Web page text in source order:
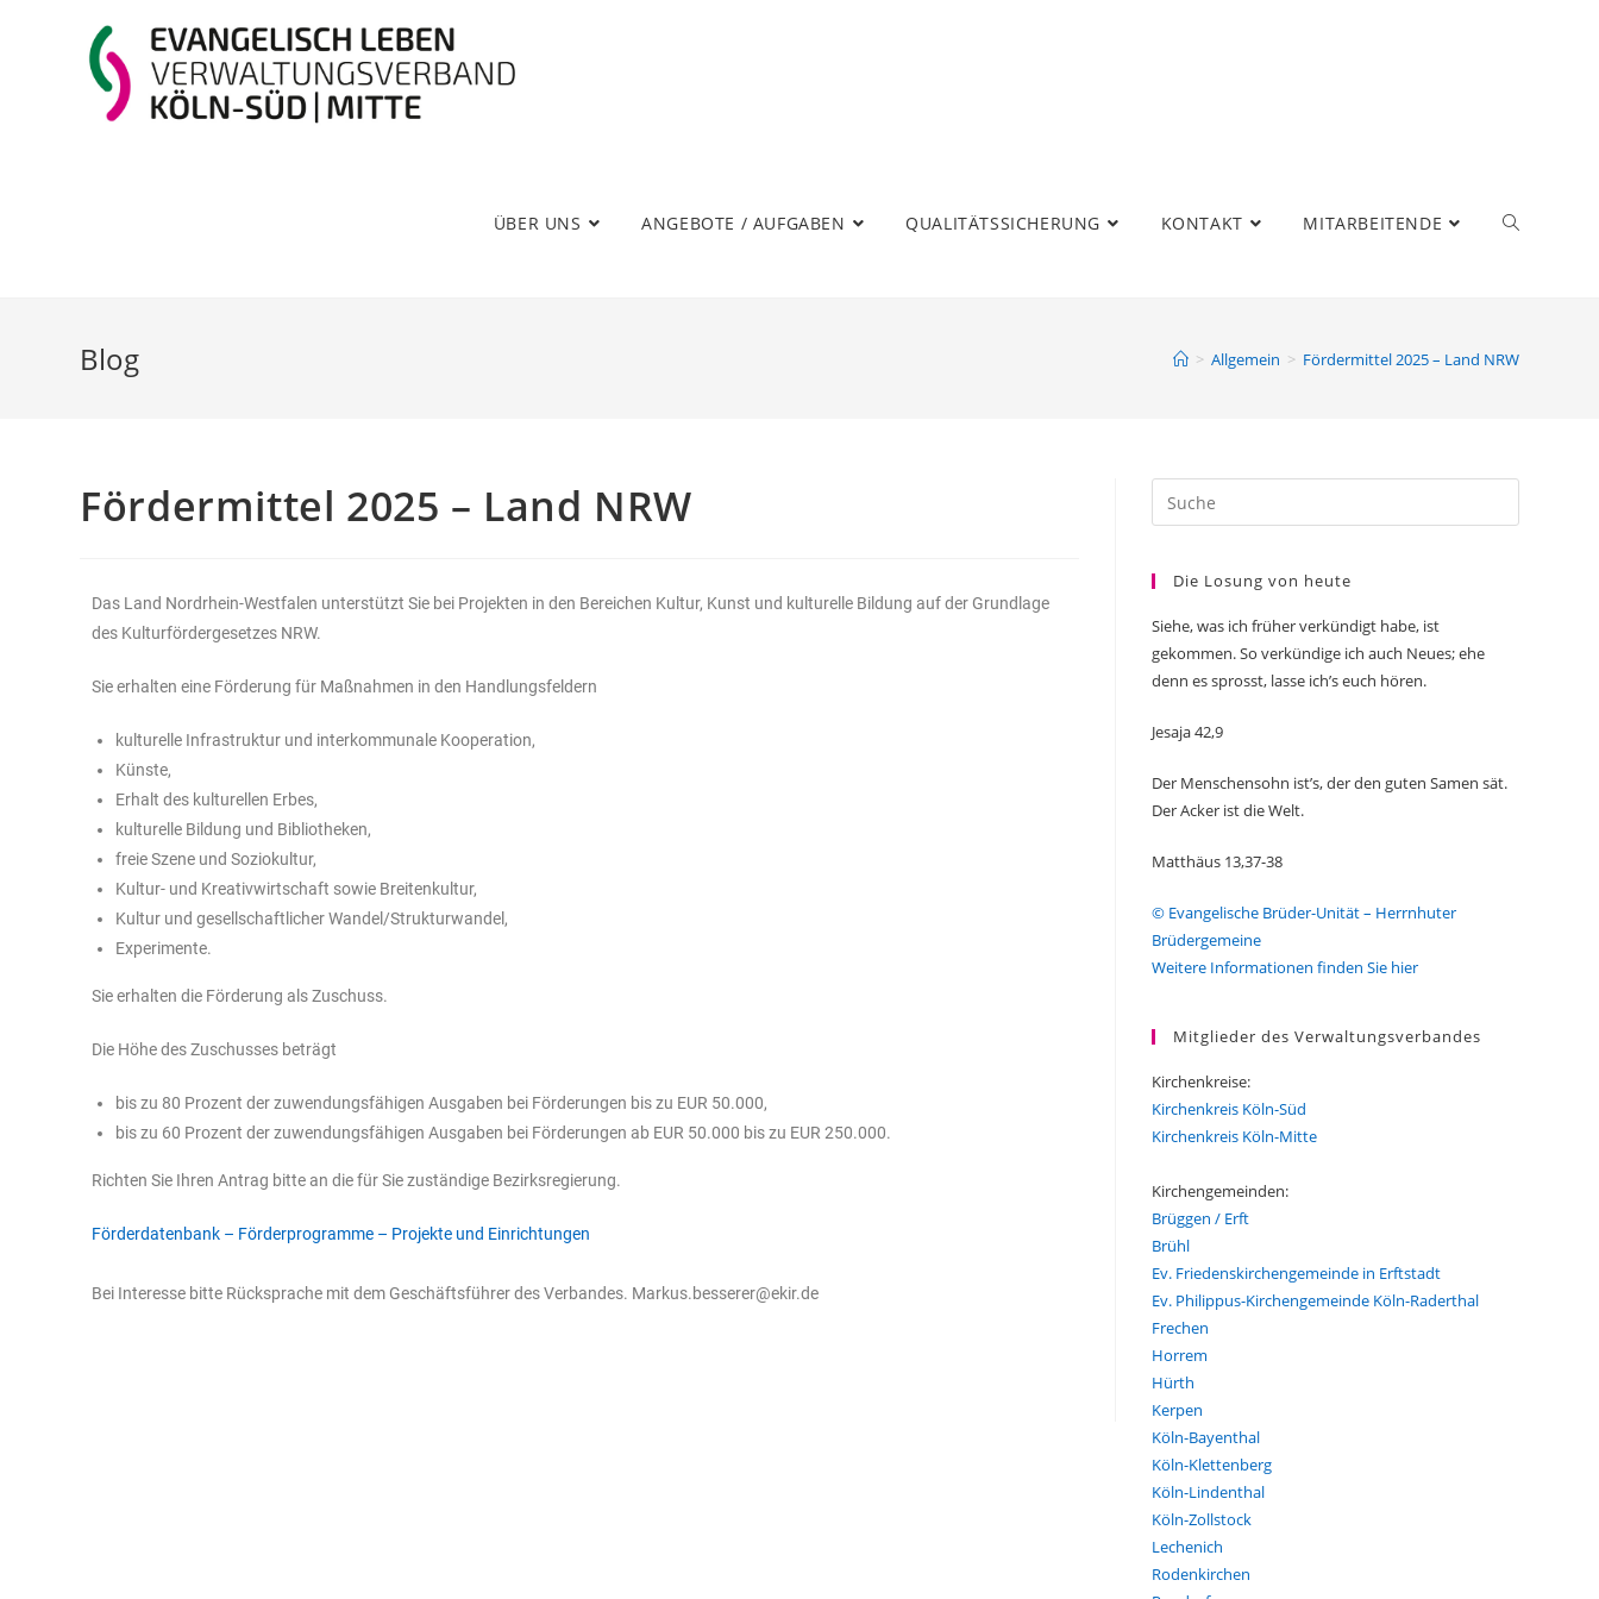
ÜBER UNS ANGEBOTE / AUFGABEN QUALITÄTSSICHERUNG KONTAKT MITARBEITENDE
Blog > Allgemein > Fördermittel 2025 – Land NRW
Fördermittel 2025 – Land NRW
Das Land Nordrhein-Westfalen unterstützt Sie bei Projekten in den Bereichen Kultur, Kunst und kulturelle Bildung auf der Grundlage
des Kulturfördergesetzes NRW.
Sie erhalten eine Förderung für Maßnahmen in den Handlungsfeldern
kulturelle Infrastruktur und interkommunale Kooperation,
Künste,
Erhalt des kulturellen Erbes,
kulturelle Bildung und Bibliotheken,
freie Szene und Soziokultur,
Kultur- und Kreativwirtschaft sowie Breitenkultur,
Kultur und gesellschaftlicher Wandel/Strukturwandel,
Experimente.
Sie erhalten die Förderung als Zuschuss.
Die Höhe des Zuschusses beträgt
bis zu 80 Prozent der zuwendungsfähigen Ausgaben bei Förderungen bis zu EUR 50.000,
bis zu 60 Prozent der zuwendungsfähigen Ausgaben bei Förderungen ab EUR 50.000 bis zu EUR 250.000.
Richten Sie Ihren Antrag bitte an die für Sie zuständige Bezirksregierung.
Förderdatenbank – Förderprogramme – Projekte und Einrichtungen
Bei Interesse bitte Rücksprache mit dem Geschäftsführer des Verbandes. Markus.besserer@ekir.de
Die Losung von heute
Siehe, was ich früher verkündigt habe, ist
gekommen. So verkündige ich auch Neues; ehe
denn es sprosst, lasse ich’s euch hören.
Jesaja 42,9
Der Menschensohn ist’s, der den guten Samen sät.
Der Acker ist die Welt.
Matthäus 13,37-38
© Evangelische Brüder-Unität – Herrnhuter
Brüdergemeine
Weitere Informationen finden Sie hier
Mitglieder des Verwaltungsverbandes
Kirchenkreise:
Kirchenkreis Köln-Süd
Kirchenkreis Köln-Mitte
Kirchengemeinden:
Brüggen / Erft
Brühl
Ev. Friedenskirchengemeinde in Erftstadt
Ev. Philippus-Kirchengemeinde Köln-Raderthal
Frechen
Horrem
Hürth
Kerpen
Köln-Bayenthal
Köln-Klettenberg
Köln-Lindenthal
Köln-Zollstock
Lechenich
Rodenkirchen